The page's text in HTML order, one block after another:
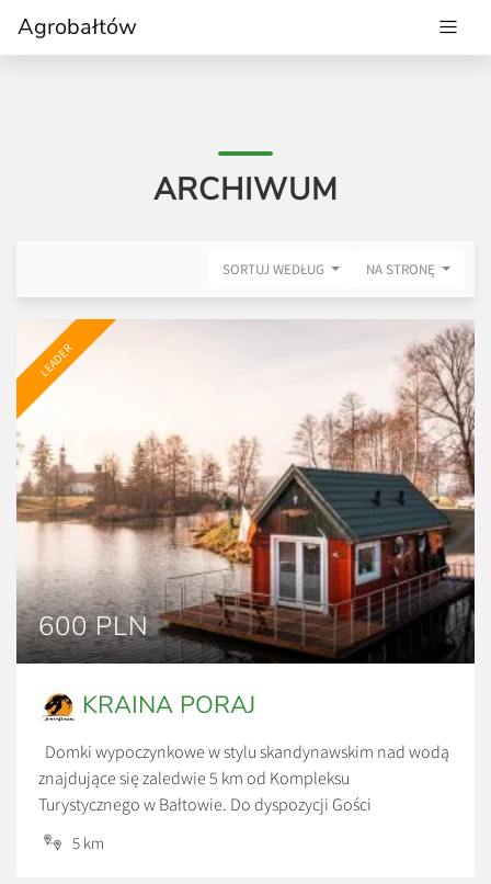
Agrobałtów
ARCHIWUM
SORTUJ WEDŁUG NA STRONĘ
LEADER
600 PLN
KRAINA PORAJ
Domki wypoczynkowe w stylu skandynawskim nad wodą
znajdujące się zaledwie 5 km od Kompleksu
Turystycznego w Bałtowie. Do dyspozycji Gości
udostępniono 3 domki czteroosobowe z pełnym
wyposażeniem RTV i AGD w zachwycającym miejscu.
5 km